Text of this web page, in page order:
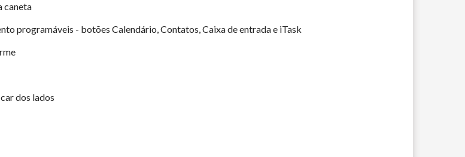
caneta
programáveis ​​- botões Calendário, Contatos, Caixa de entrada e iTask
dos lados